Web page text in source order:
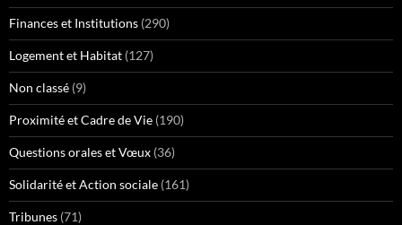
Finances et Institutions (290)
Logement et Habitat (127)
Non classé (9)
Proximité et Cadre de Vie (190)
Questions orales et Vœux (36)
Solidarité et Action sociale (161)
Tribunes (71)